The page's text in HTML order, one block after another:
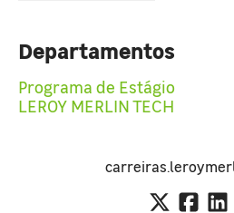
Departamentos
Programa de Estágio
LEROY MERLIN TECH